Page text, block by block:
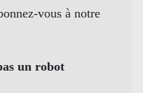
vous à notre
un robot